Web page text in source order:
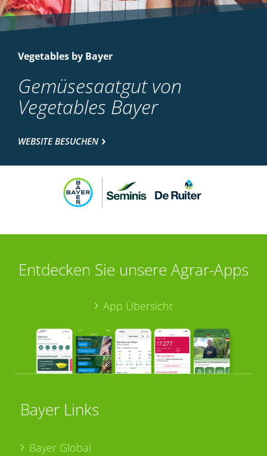
Vegetables by Bayer
Gemüsesaatgut von
Vegetables Bayer
WEBSITE BESUCHEN
Entdecken Sie unsere Agrar-Apps
App Übersicht
Bayer Links
Bayer Global